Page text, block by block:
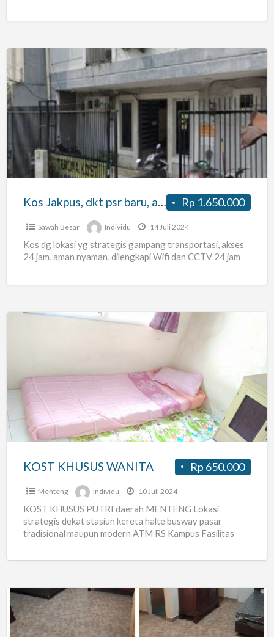
Kos
Jakpus,
dkt
baru,
ancol,
mgg
kota
Rp 1.650.000
Kos Jakpus, dkt psr baru, ancol, mgg besar, kota
Sawah Besar Individu 14 Juli 2024
Kos dg lokasi yg strategis gampang transportasi, akses
24 jam, aman nyaman, dilengkapi Wifi dan CCTV 24 jam
WANITA
Rp 650.000
KOST KHUSUS WANITA
Menteng Individu 10 Juli 2024
KOST KHUSUS PUTRI daerah MENTENG Lokasi
strategis dekat stasiun kereta halte busway pasar
tradisional maupun modern ATM RS Kampus Fasilitas
Wisma
Rosa